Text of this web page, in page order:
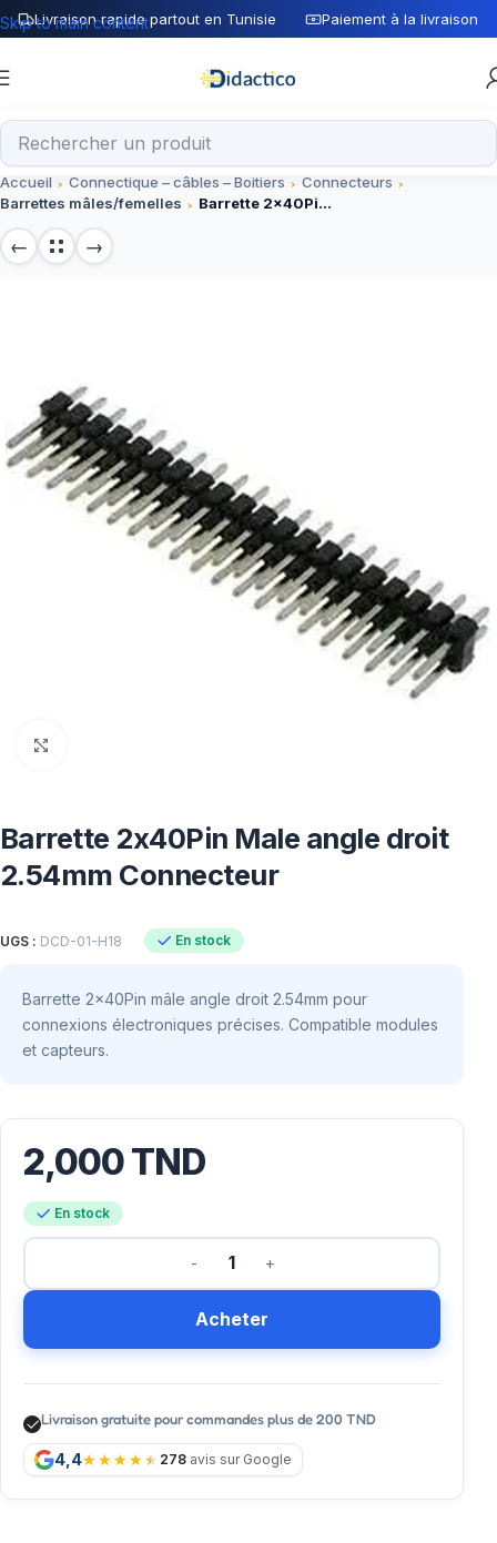
Livraison rapide partout en Tunisie Paiement à la livraison
Skip to main content
Accueil Connectique – câbles – Boitiers
Connecteurs
Barrettes mâles/femelles
Barrette 2x40Pin Male angle droit 2.54mm Connecteur
Barrette 2x40Pin Male angle droit
2.54mm Connecteur
UGS : DCD-01-H18 En stock
Barrette 2x40Pin mâle angle droit 2.54mm pour
connexions électroniques précises. Compatible modules
et capteurs.
2,000TND
En stock
Acheter
Livraison gratuite pour commandes plus de 200 TND
4,4 278 avis sur Google